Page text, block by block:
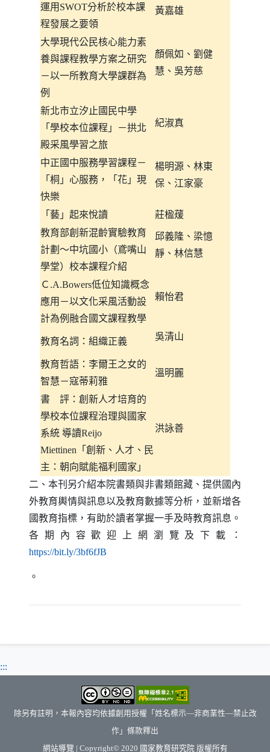
運用 SWOT分析於校本課
程發展之要領
黃嘉雄
大學現代公民核心能力素
養與課程教學方案之研究
－以一所教育大學課群為
例
顏佩如、劉健
慧、吳芳慈
新北市立汐止國民中學
「學校本位課程」－拱北
殿采風學習之旅
紀淑真
中正國中服務學習課程－
「桐」心服務，「花」現
快樂
楊明源、林東
保、江家豪
「藝」起來悅讀
莊楹蕿
教育部創新混齡實驗教育
計劃～中坑國小（鳶嘴山
學堂）校本課程介紹
邱義隆、梁憶
靜、林信慧
Ｃ .A.Bowers低位知識概念
應用－以文化采風活動設
計為例融合國文課程教學
賴怡君
教育名詞：組織正義 吳清山
教育哲語：李爾王之女的
智慧－寇蒂莉雅
溫明麗
書
評：創新人才培育的
學校本位課程治理與國家
系統 導讀Reijo
Miettinen 「創新、人才、民
主：朝向賦能福利國家」
洪詠善
二、本刊另介紹本院書類與非書類館藏、提供國內
外教育輿情與訊息以及教育數據等分析，並新增各
國教育指標，有助於讀者掌握一手及時教育訊息。
各期內容歡迎上網瀏覽及下載：
https://bit.ly/3bf6fJB
。
:::
除另有註明，本報內容均依據創用授權「姓名標示—非商業性—禁止改
作」條款釋出
網站導覽 | Copyright© 2020 國家教育研究院（另開新視窗）
版權所有